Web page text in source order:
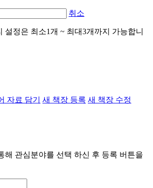
취소
설정은 최소1개 ~ 최대3개까지 가능합니
자료 담기 새 책장 등록 새 책장 수정
해 관심분야를 선택 하신 후 등록 버튼을